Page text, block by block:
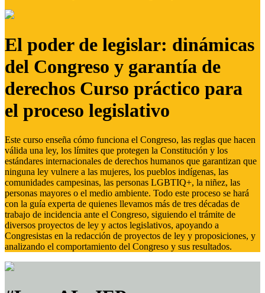
El poder de legislar: dinámicas
del Congreso y garantía de
derechos Curso práctico para
el proceso legislativo
Este curso enseña cómo funciona el Congreso, las reglas que hacen
válida una ley, los límites que protegen la Constitución y los
estándares internacionales de derechos humanos que garantizan que
ninguna ley vulnere a las mujeres, los pueblos indígenas, las
comunidades campesinas, las personas LGBTIQ+, la niñez, las
personas mayores o el medio ambiente. Todo este proceso se hará
con la guía experta de quienes llevamos más de tres décadas de
trabajo de incidencia ante el Congreso, siguiendo el trámite de
diversos proyectos de ley y actos legislativos, apoyando a
Congresistas en la redacción de proyectos de ley y proposiciones, y
analizando el comportamiento del Congreso y sus resultados.